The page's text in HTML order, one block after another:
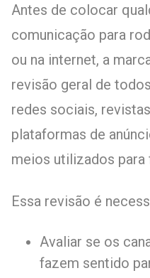
Antes de colocar
comunicação para
ou na internet, a
revisão geral de
redes sociais,
plataformas de
meios utilizados para
Essa revisão é
Avaliar se os
fazem sentido